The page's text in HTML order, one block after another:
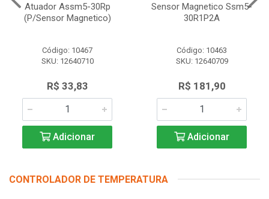
Atuador Assm5-30Rp
(P/Sensor Magnetico)
Código: 10467
SKU: 12640710
R$ 33,83
Adicionar
Sensor Magnetico Ssm5-
30R1P2A
Código: 10463
SKU: 12640709
R$ 181,90
Adicionar
CONTROLADOR DE TEMPERATURA